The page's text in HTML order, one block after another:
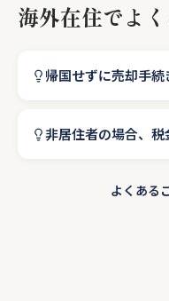
海外在住でよ
帰国せずに売却手
非居住者の場合、税
よくある